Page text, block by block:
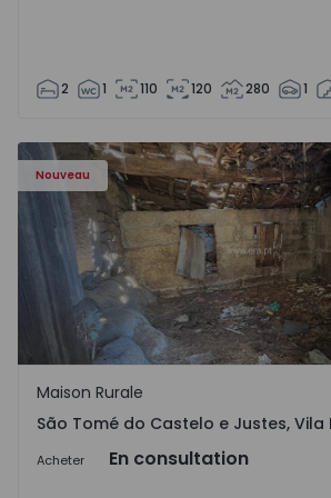
2 1 110 120 280 1
Nouveau
Maison Vila Real, São Tomé do
São Tomé do Castelo e Justes, Vila
Maison Rurale
São Tomé do Castelo e Justes, Vila
Acheter En consultation